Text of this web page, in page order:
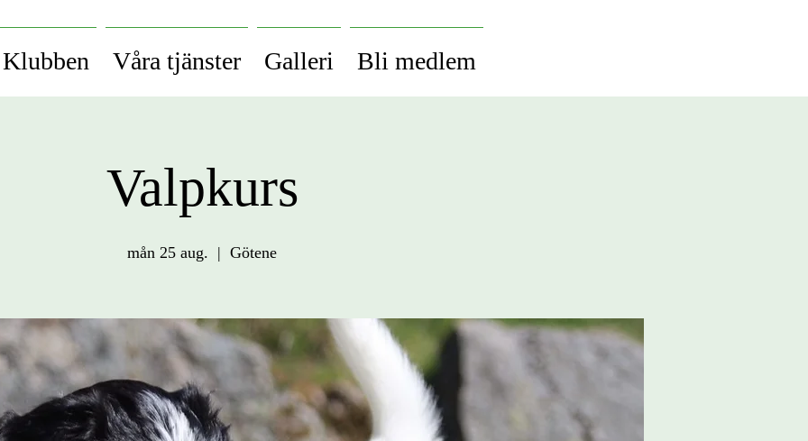
Klubben Våra tjänster Galleri Bli medlem
Valpkurs
mån 25 aug.
  |
Götene